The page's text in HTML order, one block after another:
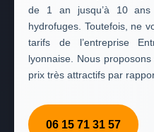
de 1 an jusqu’à 10 ans
hydrofuges. Toutefois, ne
tarifs de l’entreprise
lyonnaise. Nous
prix très attractifs par
06 15 71 31 57